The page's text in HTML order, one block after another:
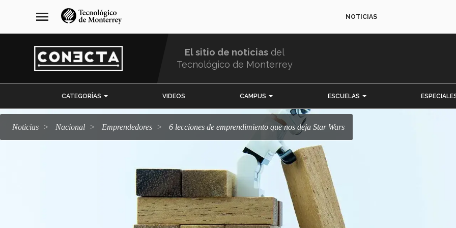
navegación
principal
menu NOTICIAS
El sitio de noticias del
Tecnológico de Monterrey
CATEGORÍAS VIDEOS CAMPUS ESCUELAS
Noticias Nacional emprendedores 6 lecciones de emprendimiento que nos deja Star Wars